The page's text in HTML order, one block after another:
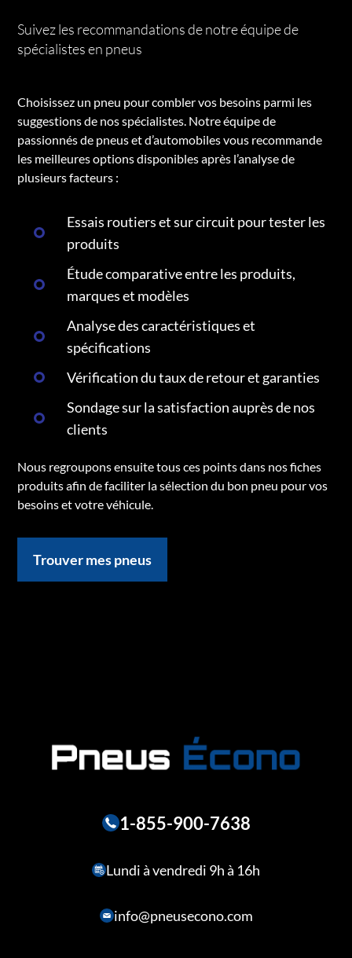
Suivez les recommandations de notre équipe de
spécialistes en pneus
Choisissez un pneu pour combler vos besoins parmi les
suggestions de nos spécialistes. Notre équipe de
passionnés de pneus et d’automobiles vous recommande
les meilleures options disponibles après l’analyse de
plusieurs facteurs :
Essais routiers et sur circuit pour tester les
produits
Étude comparative entre les produits,
marques et modèles
Analyse des caractéristiques et
spécifications
Vérification du taux de retour et garanties
Sondage sur la satisfaction auprès de nos
clients
Nous regroupons ensuite tous ces points dans nos fiches
produits afin de faciliter la sélection du bon pneu pour vos
besoins et votre véhicule.
Trouver mes pneus
1-855-900-7638
Lundi à vendredi 9h à 16h
info@pneusecono.com